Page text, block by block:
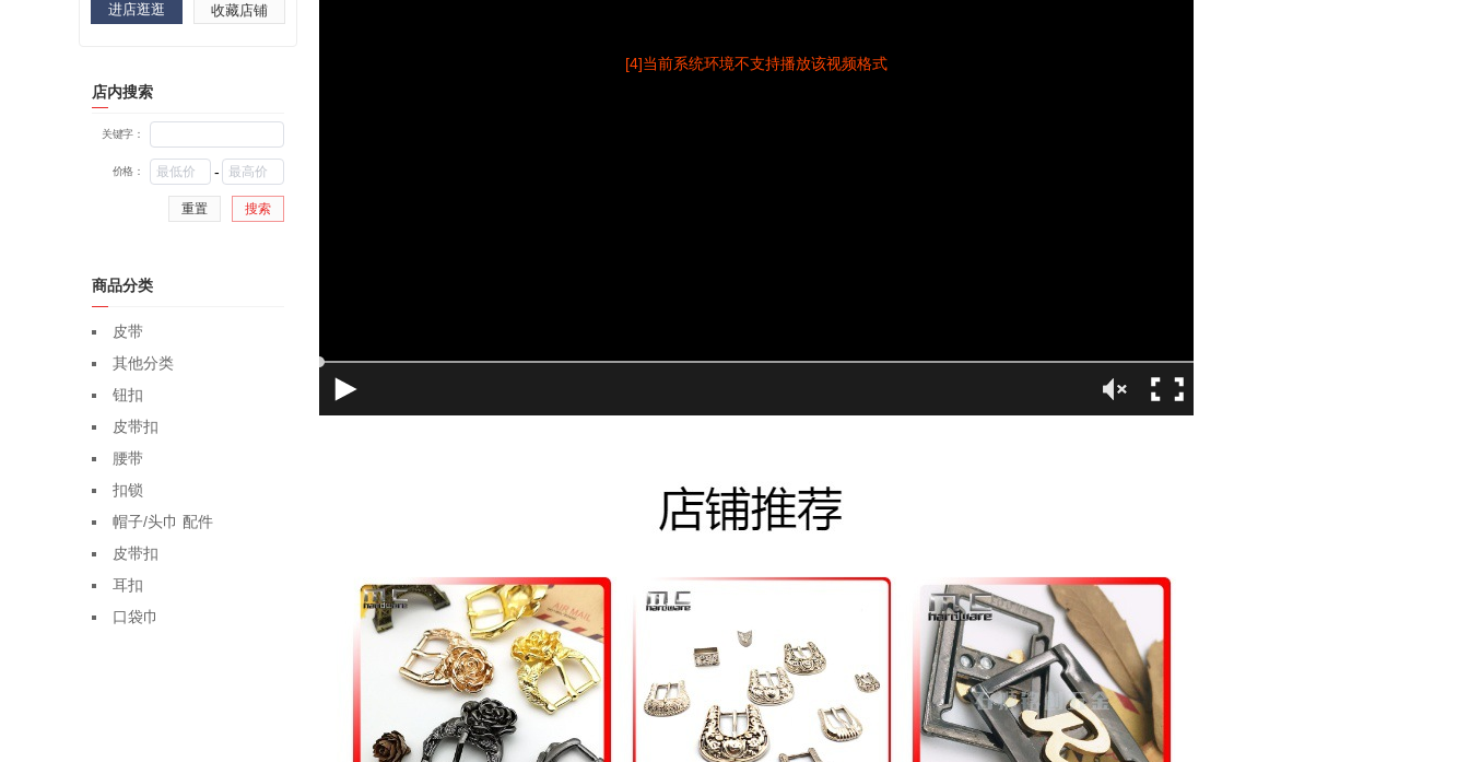
进店逛逛 收藏店铺
店内搜索
关键字：
价格： -
重置 搜索
商品分类
皮带
其他分类
钮扣
皮带扣
腰带
扣锁
帽子/头巾 配件
皮带扣
耳扣
口袋巾
[4]当前系统环境不支持播放该视频格式